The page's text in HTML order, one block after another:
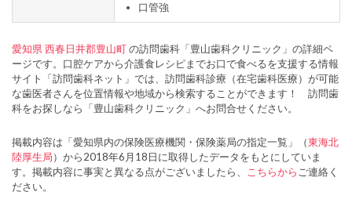
口管強
愛知県 西春日井郡豊山町の訪問歯科「豊山歯科クリニック」の詳細ペ
ージです。口腔ケアから介護食レシピまでお口で食べるを支援する情報
サイト「訪問歯科ネット」では、訪問歯科診療（在宅歯科医療）が可能
な歯医者さんを位置情報や地域から検索することができます！ 訪問歯
科をお探しなら「豊山歯科クリニック」へお問合せください。
掲載内容は「愛知県内の保険医療機関・保険薬局の指定一覧」（東海北
陸厚生局）から2018年6月18日に取得したデータをもとにしていま
す。掲載内容に事実と異なる点がございましたら、
こちらから ご連絡く
ださい。